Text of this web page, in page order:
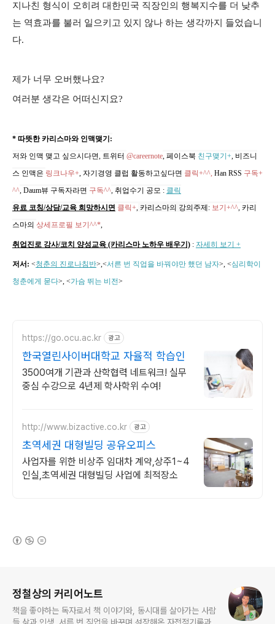
지나친 형식이 오히려 대한민국 직장인의 행복지수를 더 낮추
는 역효과를 불러 일으키고 있지 않나 하는 생각까지 들었습니
다.
제가 너무 오버했나요?
여러분 생각은 어떠신지요?
* 따뜻한 카리스마와 인맥맺기:
저와 인맥 맺고 싶으시다면, 트위터 @careernote, 페이스북 친구맺기+, 비즈니
스 인맥은 링크나우+, 자기경영 클럽 활동하고싶다면 클릭+^^, Han RSS 구독+
^^, Daum뷰 구독자라면 구독^^, 취업수기 공모 : 클릭
유료 코칭/상담/교육 희망하시면 클릭+, 카리스마의 강의주제 : 보기+^^, 카리
스마의 상세프로필 보기^^*,
취업진로 강사/코치 양성교육 (카리스마 노하우 배우기) : 자세히 보기 +
저서: <청춘의 진로나침반>,<서른 번 직업을 바꿔야만 했던 남자>, <심리학이
청춘에게 묻다>, <가슴 뛰는 비전>
https://go.ocu.ac.kr 광고
한국열린사이버대학교 자율적 학습인
3500여개 기관과 산학협력 네트워크! 실무
중심 수강으로 4년제 학사학위 수여!
http://www.bizactive.co.kr 광고
초역세권 대형빌딩 공유오피스
사업자를 위한 비상주 임대차 계약,상주1~4
인실,초역세권 대형빌딩 사업에 최적장소
정철상의 커리어노트
책을 좋아하는 독자로서 책 이야기와, 동시대를 살아가는 사람